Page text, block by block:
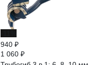
940 ₽
1 060 ₽